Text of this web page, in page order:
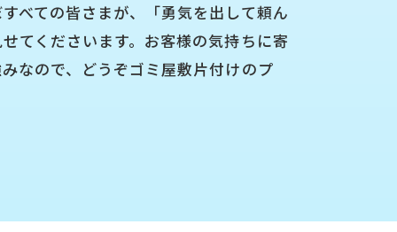
べての皆さまが、「勇気を出して頼ん
てくださいます。お客様の気持ちに寄
なので、どうぞゴミ屋敷片付けのプ